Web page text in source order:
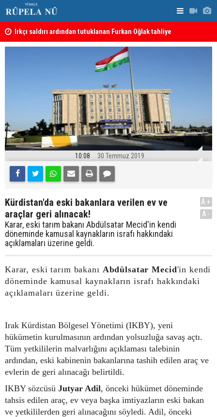
Irkçı saldırı ardından tutuklanan Furkan Oğlak tahliye
edildi
10:08 30 Temmuz 2019
Kürdistan'da eski bakanlara verilen ev ve
araçlar geri alınacak!
Karar, eski tarım bakanı Abdülsatar Mecid'in kendi
döneminde kamusal kaynakların israfı hakkındaki
açıklamaları üzerine geldi.
A+
A-
Karar, eski tarım bakanı Abdülsatar Mecid'in kendi
döneminde kamusal kaynakların israfı hakkındaki
açıklamaları üzerine geldi.
Irak Kürdistan Bölgesel Yönetimi (IKBY), yeni
hükümetin kurulmasının ardından yolsuzluğa savaş açtı.
Tüm yetkililerin malvarlığını açıklaması talebinin
ardından, eski kabinenin bakanlarına tashih edilen araç ve
evlerin de geri alınacağı belirtildi.
IKBY sözcüsü Jutyar Adil, önceki hükümet döneminde
tahsis edilen araç, ev veya başka imtiyazların eski bakan
ve yetkililerden geri alınacağını söyledi. Adil, önceki